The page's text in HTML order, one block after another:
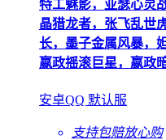
特工魅影，亚瑟心灵
晶猎龙者，张飞乱世
长，墨子金属风暴，
嬴政摇滚巨星，嬴政
安卓QQ 默认服
支持包赔放心购